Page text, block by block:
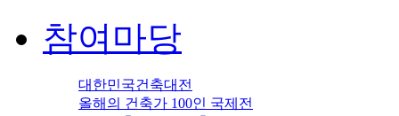
참여마당
대한민국건축대전
올해의 건축가 100인 국제전